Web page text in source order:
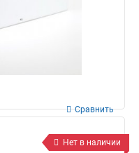
Сравнить
Нет в наличии